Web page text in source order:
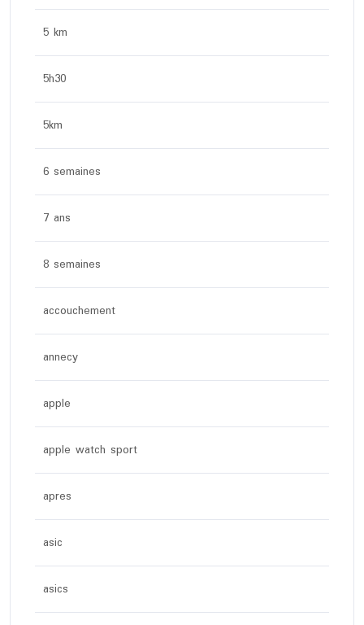
5 km
5h30
5km
6 semaines
7 ans
8 semaines
accouchement
annecy
apple
apple watch sport
apres
asic
asics